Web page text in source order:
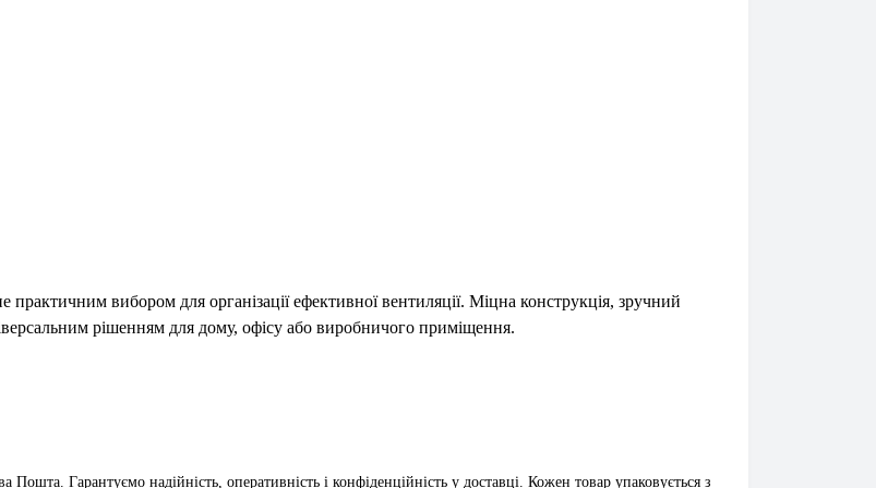
вибором для організації ефективної вентиляції. Міцна конструкція, зручний
рішенням для дому, офісу або виробничого приміщення.
Гарантуємо надійність, оперативність і конфіденційність у доставці. Кожен товар упаковується з